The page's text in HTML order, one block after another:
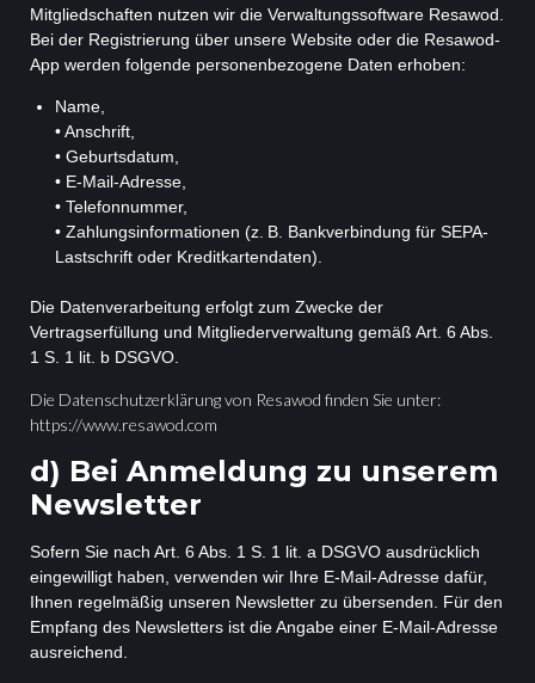
Mitgliedschaften nutzen wir die Verwaltungssoftware Resawod.
Bei der Registrierung über unsere Website oder die Resawod-
App werden folgende personenbezogene Daten erhoben:
Name,
• Anschrift,
• Geburtsdatum,
• E-Mail-Adresse,
• Telefonnummer,
• Zahlungsinformationen (z. B. Bankverbindung für SEPA-
Lastschrift oder Kreditkartendaten).
Die Datenverarbeitung erfolgt zum Zwecke der
Vertragserfüllung und Mitgliederverwaltung gemäß Art. 6 Abs.
1 S. 1 lit. b DSGVO.
Die Datenschutzerklärung von Resawod finden Sie unter:
https://www.resawod.com
d) Bei Anmeldung zu unserem
Newsletter
Sofern Sie nach Art. 6 Abs. 1 S. 1 lit. a DSGVO ausdrücklich
eingewilligt haben, verwenden wir Ihre E-Mail-Adresse dafür,
Ihnen regelmäßig unseren Newsletter zu übersenden. Für den
Empfang des Newsletters ist die Angabe einer E-Mail-Adresse
ausreichend.